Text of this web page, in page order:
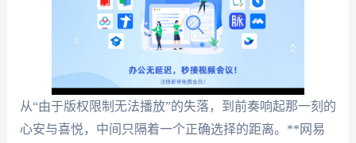
从“由于版权限制无法播放”的失落，到前奏响起那一刻的
心安与喜悦，中间只隔着一个正确选择的距离。**网易